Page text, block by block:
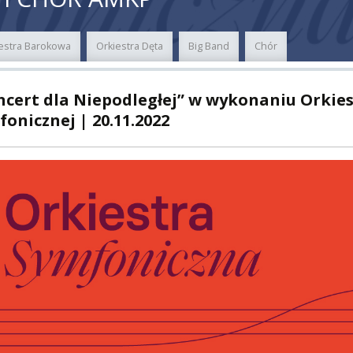
Barokowa Orkiestra Dęta Big Band Chór
dla Niepodległej” w wykonaniu
| 20.11.2022